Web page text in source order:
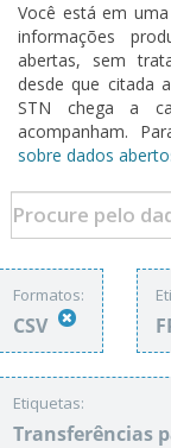
Você está em
informações
abertas, sem
desde que citada
STN chega a
acompanham.
sobre dados
Formatos:
CSV
Etiquetas:
Transferências